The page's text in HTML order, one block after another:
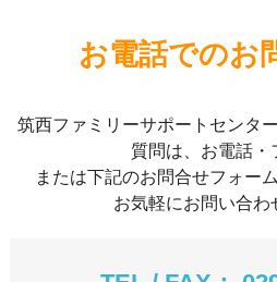
お電話でのお
筑西ファミリーサポートセンタ
質問は、お電話・
または下記のお問合せフォー
お気軽にお問い合わ